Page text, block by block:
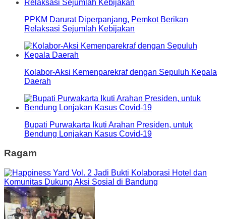
PPKM Darurat Diperpanjang, Pemkot Berikan
Relaksasi Sejumlah Kebijakan
Kolabor-Aksi Kemenparekraf dengan Sepuluh Kepala
Daerah
Bupati Purwakarta Ikuti Arahan Presiden, untuk
Bendung Lonjakan Kasus Covid-19
Ragam